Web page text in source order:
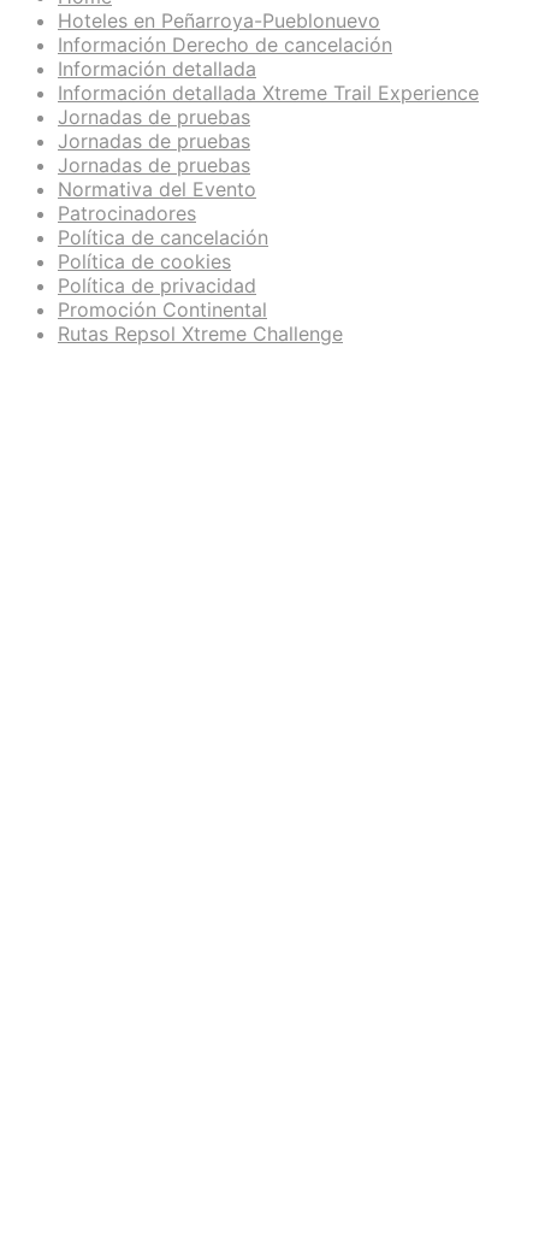
Hoteles en Peñarroya-Pueblonuevo
Información Derecho de cancelación
Información detallada
Información detallada Xtreme Trail Experience
Jornadas de pruebas
Jornadas de pruebas
Jornadas de pruebas
Normativa del Evento
Patrocinadores
Política de cancelación
Política de cookies
Política de privacidad
Promoción Continental
Rutas Repsol Xtreme Challenge